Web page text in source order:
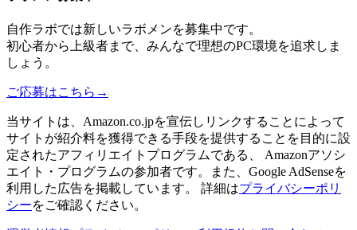
自作ラボでは新しいラボメンを募集中です。
初心者から上級者まで、みんなで理想のPC環境を追求しま
しょう。
ご応募はこちら →
当サイトは、Amazon.co.jpを宣伝しリンクすることによって
サイトが紹介料を獲得できる手段を提供することを目的に設
定されたアフィリエイトプログラムである、 Amazonアソシ
エイト・プログラムの参加者です。また、Google AdSenseを
利用した広告を掲載しています。 詳細はプライバシーポリ
シーをご確認ください。